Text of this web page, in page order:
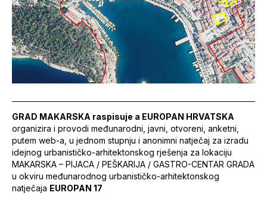
GRAD MAKARSKA raspisuje a EUROPAN HRVATSKA
organizira i provodi međunarodni, javni, otvoreni, anketni,
putem web-a, u jednom stupnju i anonimni natječaj za izradu
idejnog urbanističko-arhitektonskog rješenja za lokaciju
MAKARSKA – PIJACA / PEŠKARIJA / GASTRO-CENTAR GRADA
u okviru međunarodnog urbanističko-arhitektonskog
natječaja EUROPAN 17